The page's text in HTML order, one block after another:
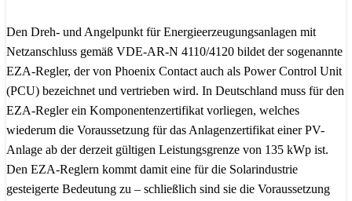
Den Dreh- und Angelpunkt für Energieerzeugungsanlagen mit
Netzanschluss gemäß VDE-AR-N 4110/4120 bildet der sogenannte
EZA-Regler, der von Phoenix Contact auch als Power Control Unit
(PCU) bezeichnet und vertrieben wird. In Deutschland muss für den
EZA-Regler ein Komponentenzertifikat vorliegen, welches
wiederum die Voraussetzung für das Anlagenzertifikat einer PV-
Anlage ab der derzeit gültigen Leistungsgrenze von 135 kWp ist.
Den EZA-Reglern kommt damit eine für die Solarindustrie
gesteigerte Bedeutung zu – schließlich sind sie die Voraussetzung